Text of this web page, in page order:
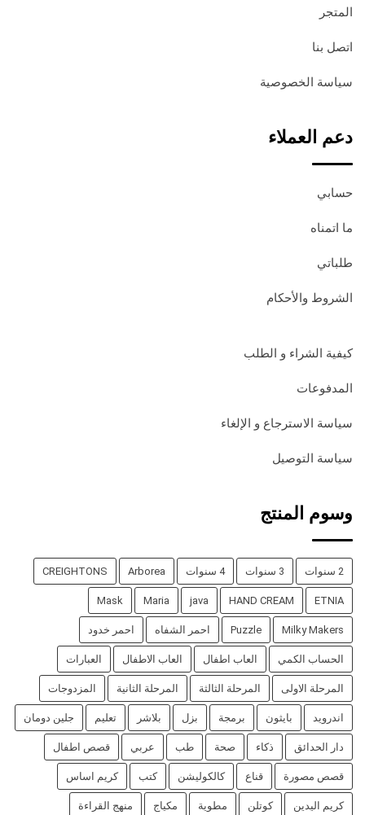
المتجر
اتصل بنا
سياسة الخصوصية
دعم العملاء
حسابي
ما اتمناه
طلباتي
الشروط والأحكام
كيفية الشراء و الطلب
المدفوعات
سياسة الاسترجاع و الإلغاء
سياسة التوصيل
وسوم المنتج
2 سنوات 3 سنوات 4 سنوات Arborea
CREIGHTONS
ETNIA
HAND CREAM
java
Maria
Mask
Milky Makers
Puzzle احمر الشفاه احمر خدود
الحساب الكمي العاب اطفال العاب الاطفال العبارات
المرحلة الاولى المرحلة الثالثة المرحلة الثانية المزدوجات
اندرويد بايثون برمجة بزل بلاشر تعليم جلين دومان
دار الحدائق ذكاء صحة طب عربي قصص اطفال
قصص مصورة قناع كالكوليشن كتب كريم اساس
كريم اليدين كوتلن مطوية مكياج منهج القراءة